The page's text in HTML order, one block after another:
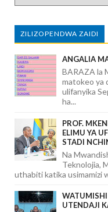
ZILIZOPENDWA ZAIDI
ANGALIA
BARAZA la
matokeo ya
ulifanyika
ha...
PROF.
ELIMU YA
STADI
Na
Teknolojia,
uthabiti katika usimamizi
UTENDAJI